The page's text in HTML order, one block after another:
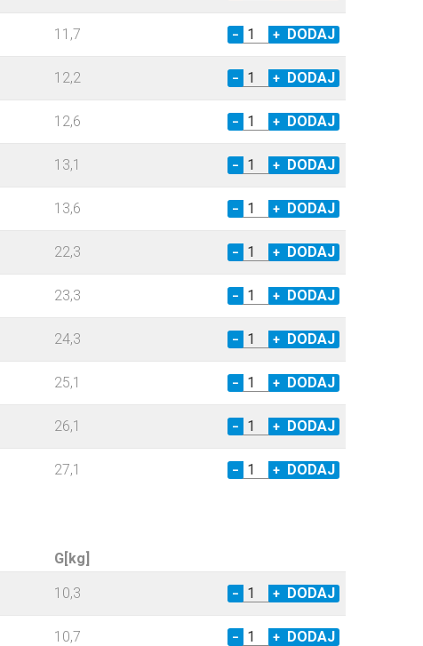
11,7 − +
12,2 − +
12,6 − +
13,1 − +
13,6 − +
22,3 − +
23,3 − +
24,3 − +
25,1 − +
26,1 − +
27,1 − +
G[kg]
10,3 − +
10,7 − +